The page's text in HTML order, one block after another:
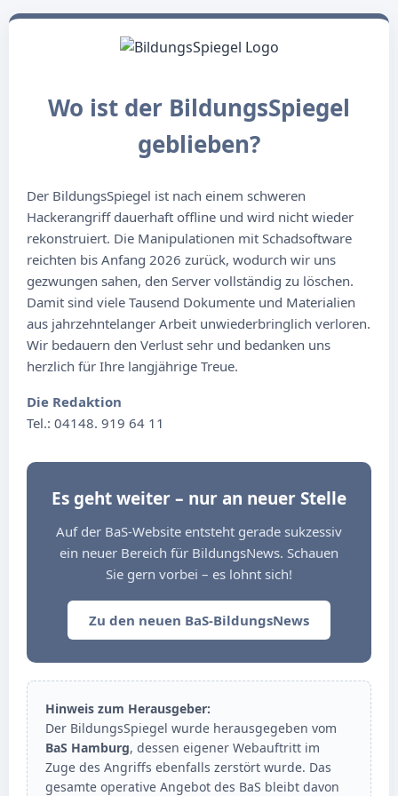
Wo ist der BildungsSpiegel
geblieben?
Der BildungsSpiegel ist nach einem schweren
Hackerangriff dauerhaft offline und wird nicht wieder
rekonstruiert. Die Manipulationen mit Schadsoftware
reichten bis Anfang 2026 zurück, wodurch wir uns
gezwungen sahen, den Server vollständig zu löschen.
Damit sind viele Tausend Dokumente und Materialien
aus jahrzehntelanger Arbeit unwiederbringlich verloren.
Wir bedauern den Verlust sehr und bedanken uns
herzlich für Ihre langjährige Treue.
Die Redaktion
Tel.: 04148. 919 64 11
Es geht weiter – nur an neuer Stelle
Auf der BaS-Website entsteht gerade sukzessiv
ein neuer Bereich für BildungsNews. Schauen
Sie gern vorbei – es lohnt sich!
Zu den neuen BaS-BildungsNews
Hinweis zum Herausgeber:
Der BildungsSpiegel wurde herausgegeben vom
BaS Hamburg, dessen eigener Webauftritt im
Zuge des Angriffs ebenfalls zerstört wurde. Das
gesamte operative Angebot des BaS bleibt davon